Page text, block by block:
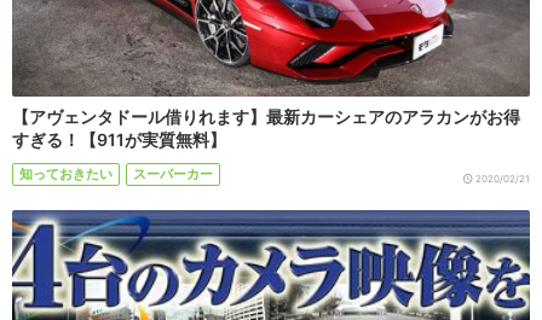
【アヴェンタドール借りれます】最新カーシェアのアラカンがお得
すぎる！【911が実質無料】
知っておきたい スーパーカー 2020/02/21